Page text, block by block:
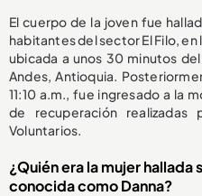
El cuerpo de la joven fue
habitantes del sector El Filo, en
ubicada a unos 30 minutos
Andes, Antioquia.
11:10 a.m., fue ingresado a la
de recuperación
Voluntarios.
¿Quién era la mujer hallada
conocida como Danna?